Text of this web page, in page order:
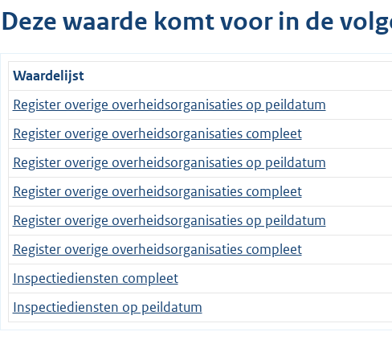
Deze waarde komt voor in de
Waardelijst
Register overige overheidsorganisaties op peildatum
Register overige overheidsorganisaties compleet
Register overige overheidsorganisaties op peildatum
Register overige overheidsorganisaties compleet
Register overige overheidsorganisaties op peildatum
Register overige overheidsorganisaties compleet
Inspectiediensten compleet
Inspectiediensten op peildatum